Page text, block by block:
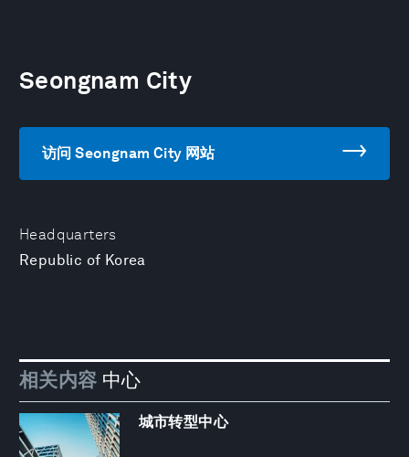
Headquarters
Republic of Korea
Seongnam City
访问 Seongnam City 网站
相关内容 中心
城市转型中心